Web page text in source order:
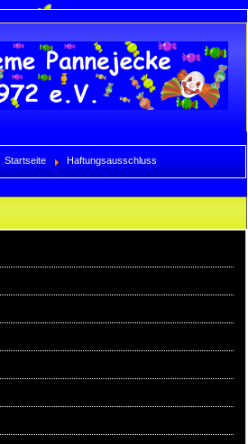
Startseite Haftungsausschluss